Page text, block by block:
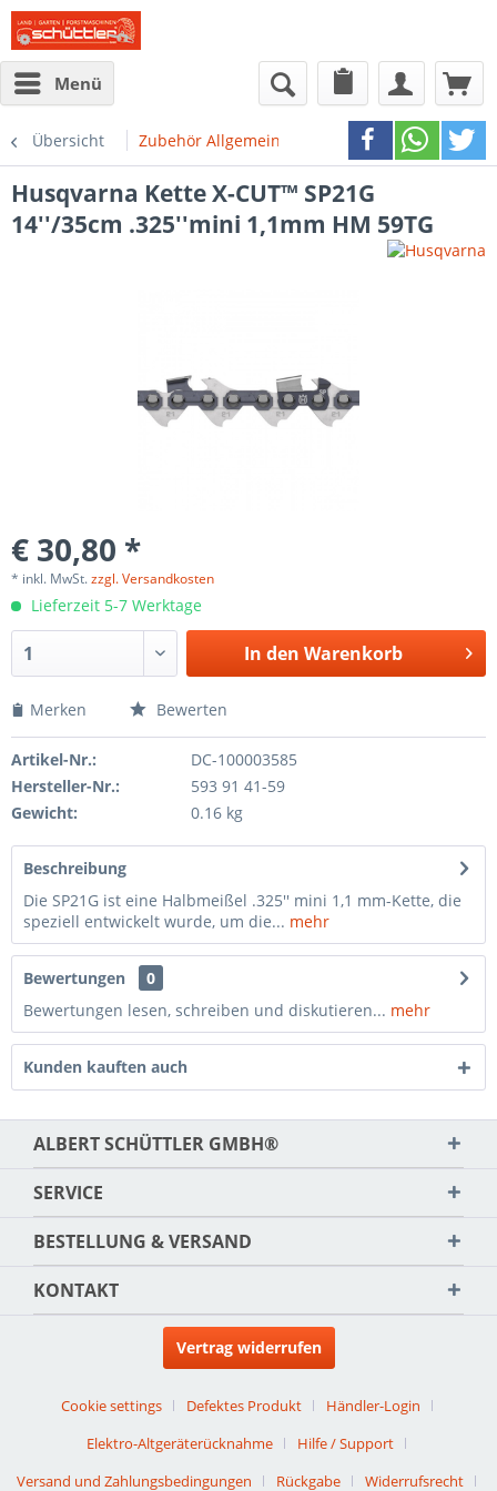
Menü
Übersicht Zubehör Allgemein
Husqvarna Kette X-CUT™ SP21G
14''/35cm .325''mini 1,1mm HM 59TG
€ 30,80 *
* inkl. MwSt.zzgl. Versandkosten
Lieferzeit 5-7 Werktage
In den Warenkorb
Merken Bewerten
Artikel-Nr.:
DC-100003585
Hersteller-Nr.:
593 91 41-59
Gewicht:
0.16 kg
Beschreibung
Die SP21G ist eine Halbmeißel .325'' mini 1,1 mm-Kette, die
speziell entwickelt wurde, um die... mehr
Bewertungen
0
Bewertungen lesen, schreiben und diskutieren... mehr
Kunden kauften auch
ALBERT SCHÜTTLER GMBH®
SERVICE
BESTELLUNG & VERSAND
KONTAKT
Vertrag widerrufen
Cookie settings Defektes Produkt
Händler-Login
Elektro-Altgeräterücknahme
Hilfe / Support
Versand und Zahlungsbedingungen
Rückgabe Widerrufsrecht